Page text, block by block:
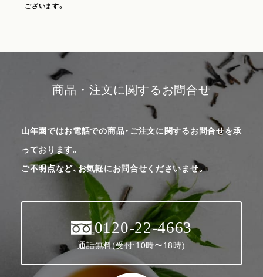
ございます。
商品・注文に関するお問合せ
山年園ではお電話での商品・ご注文に関するお問合せを承
っております。
ご不明点など、お気軽にお問合せくださいませ。
0120-22-4663
通話無料(受付:10時〜18時)